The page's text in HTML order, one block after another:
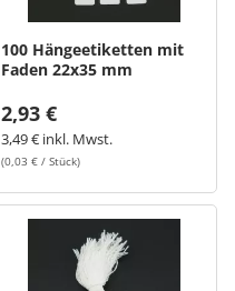
100 Hängeetiketten mit
Faden 22x35 mm
2,93 €
3,49 € inkl. Mwst.
(0,03 € / Stück)